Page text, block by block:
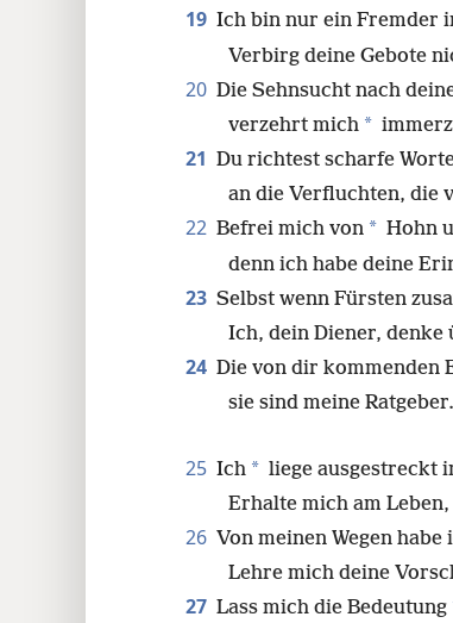
19 Ich bin nur ein Fremder
Verbirg deine Gebote
20 Die Sehnsucht nach
verzehrt mich *
21 Du richtest scharfe
an die Verfluchten, die
22 Befrei mich von * Hohn
denn ich habe deine
23 Selbst wenn Fürsten
Ich, dein Diener,
24 Die von dir kommenden
sie sind meine Ratgeber.
25 Ich * liege ausgestreckt
Erhalte mich am
26 Von meinen Wegen
Lehre mich deine
27 Lass mich die Bedeutung